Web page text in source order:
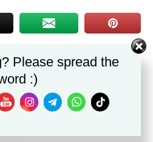
4 Bulan Sekaligus
Non Tunai (BPNT) Desa Ciapus
Please spread the
:)